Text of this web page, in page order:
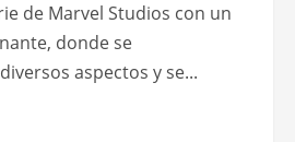
de Marvel Studios con un
donde se
aspectos y se...